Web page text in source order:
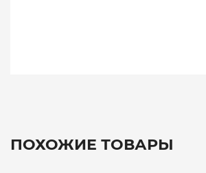
ПОХОЖИЕ ТОВАРЫ